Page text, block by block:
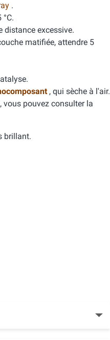
.
distance excessive.
matifiée, attendre 5
, qui sèche à l'air.
pouvez consulter la
brillant.